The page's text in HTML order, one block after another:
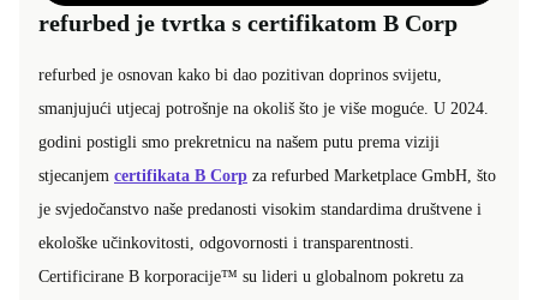
refurbed je tvrtka s certifikatom B Corp
refurbed je osnovan kako bi dao pozitivan doprinos svijetu,
smanjujući utjecaj potrošnje na okoliš što je više moguće. U 2024.
godini postigli smo prekretnicu na našem putu prema viziji
stjecanjem certifikata B Corp za refurbed Marketplace GmbH, što
je svjedočanstvo naše predanosti visokim standardima društvene i
ekološke učinkovitosti, odgovornosti i transparentnosti.
Certificirane B korporacije™ su lideri u globalnom pokretu za